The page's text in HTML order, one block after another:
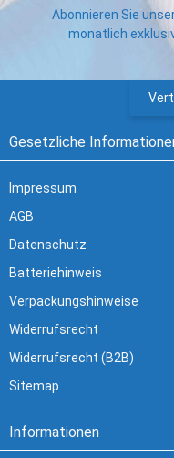
Abonnieren Sie
monatlich
Gesetzliche
Impressum
AGB
Datenschutz
Batteriehinweis
Verpackungshinweise
Widerrufsrecht
Widerrufsrecht (B2B)
Sitemap
Informationen